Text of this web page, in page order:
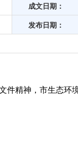
成文日期：
发布日期：
精神，市生态环